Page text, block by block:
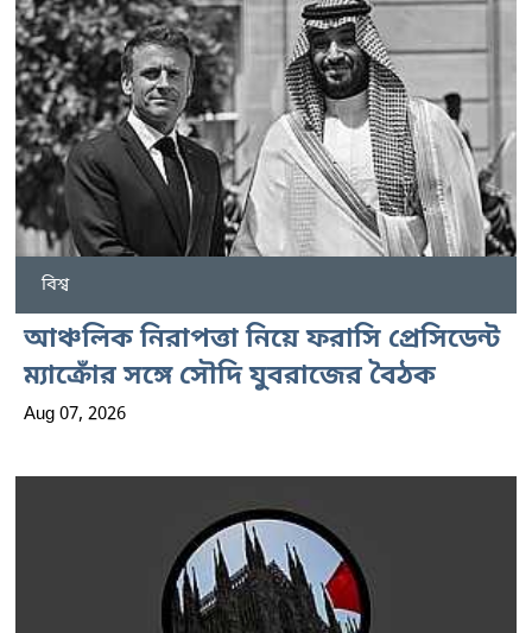
বিশ্ব
আঞ্চলিক নিরাপত্তা নিয়ে ফরাসি প্রেসিডেন্ট
ম্যাক্রোঁর সঙ্গে সৌদি যুবরাজের বৈঠক
Aug 07, 2026